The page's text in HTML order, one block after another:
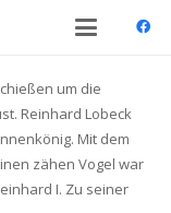
um die
Reinhard Lobeck
Mit dem
zähen Vogel war
I. Zu seiner